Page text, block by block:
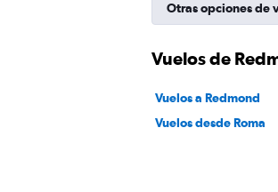
Otras opciones de
Vuelos de
Vuelos a Redmond
Vuelos desde Roma